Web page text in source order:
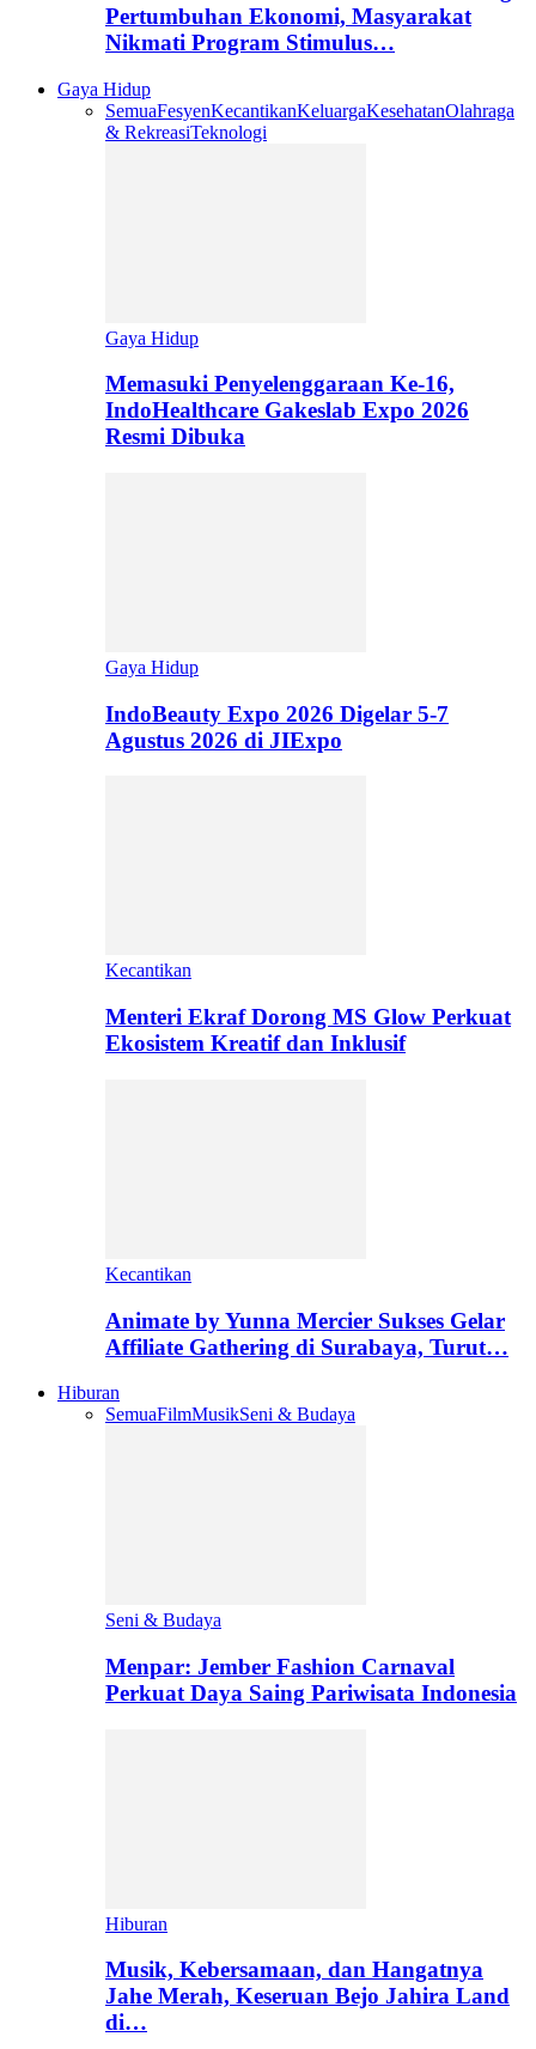
Pertumbuhan Ekonomi, Masyarakat
Nikmati Program Stimulus…
Gaya Hidup
SemuaFesyenKecantikanKeluargaKesehatanOlahraga
& RekreasiTeknologi
Gaya Hidup
Memasuki Penyelenggaraan Ke-16,
IndoHealthcare Gakeslab Expo 2026
Resmi Dibuka
Gaya Hidup
IndoBeauty Expo 2026 Digelar 5-7
Agustus 2026 di JIExpo
Kecantikan
Menteri Ekraf Dorong MS Glow Perkuat
Ekosistem Kreatif dan Inklusif
Kecantikan
Animate by Yunna Mercier Sukses Gelar
Affiliate Gathering di Surabaya, Turut…
Hiburan
SemuaFilmMusikSeni & Budaya
Seni & Budaya
Menpar: Jember Fashion Carnaval
Perkuat Daya Saing Pariwisata Indonesia
Hiburan
Musik, Kebersamaan, dan Hangatnya
Jahe Merah, Keseruan Bejo Jahira Land
di…